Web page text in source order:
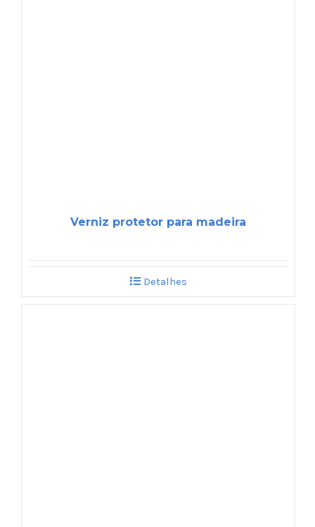
Verniz protetor para madeira
Detalhes